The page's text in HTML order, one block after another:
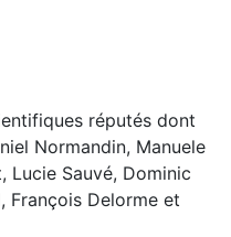
réputés dont
Normandin, Manuele
Lucie Sauvé, Dominic
François Delorme et